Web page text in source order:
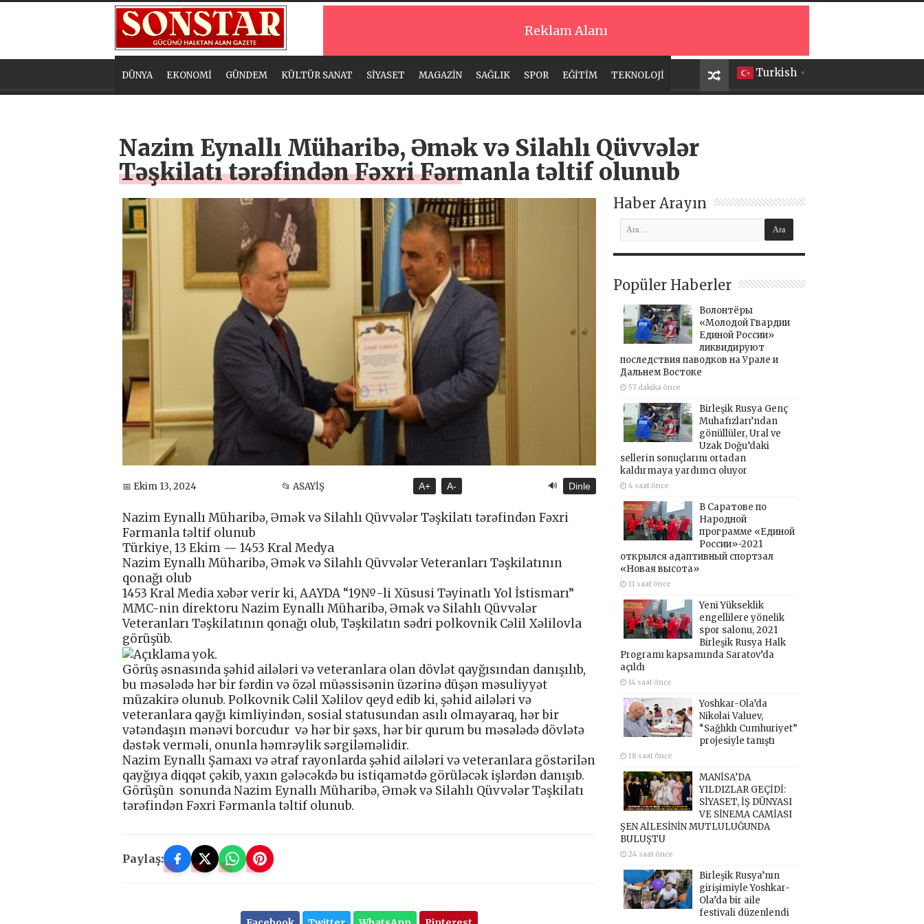
Reklam Alanı
Turkish ▼
DÜNYA EKONOMİ GÜNDEM KÜLTÜR SANAT SİYASET MAGAZİN SAĞLIK SPOR EĞİTİM TEKNOLOJİ
Nazim Eynallı Müharibə, Əmək və Silahlı Qüvvələr
Təşkilatı tərəfindən Fəxri Fərmanla təltif olunub
📅 Ekim 13, 2024 📂 ASAYİŞ A+ A- 🔊 Dinle
Nazim Eynallı Müharibə, Əmək və Silahlı Qüvvələr Təşkilatı tərəfindən Fəxri
Fərmanla təltif olunub
Türkiye, 13 Ekim — 1453 Kral Medya
Nazim Eynallı Müharibə, Əmək və Silahlı Qüvvələr Veteranları Təşkilatının
qonağı olub
1453 Kral Media xəbər verir ki, AAYDA “19№-li Xüsusi Təyinatlı Yol İstismarı”
MMC-nin direktoru Nazim Eynallı Müharibə, Əmək və Silahlı Qüvvələr
Veteranları Təşkilatının qonağı olub, Təşkilatın sədri polkovnik Cəlil Xəlilovla
görüşüb.
Görüş əsnasında şəhid ailələri və veteranlara olan dövlət qayğısından danışılıb,
bu məsələdə hər bir fərdin və özəl müəssisənin üzərinə düşən məsuliyyət
müzakirə olunub. Polkovnik Cəlil Xəlilov qeyd edib ki, şəhid ailələri və
veteranlara qayğı kimliyindən, sosial statusundan asılı olmayaraq, hər bir
vətəndaşın mənəvi borcudur və hər bir şəxs, hər bir qurum bu məsələdə dövlətə
dəstək verməli, onunla həmrəylik sərgiləməlidir.
Nazim Eynallı Şamaxı və ətraf rayonlarda şəhid ailələri və veteranlara göstərilən
qayğıya diqqət çəkib, yaxın gələcəkdə bu istiqamətdə görüləcək işlərdən danışıb.
Görüşün sonunda Nazim Eynallı Müharibə, Əmək və Silahlı Qüvvələr Təşkilatı
tərəfindən Fəxri Fərmanla təltif olunub.
Paylaş:
Haber Arayın
Popüler Haberler
Волонтёры
«Молодой Гвардии
Единой России»
ликвидируют
последствия паводков на Урале и
Дальнем Востоке
57 dakika önce
Birleşik Rusya Genç
Muhafızları’ndan
gönüllüler, Ural ve
Uzak Doğu’daki
sellerin sonuçlarını ortadan
kaldırmaya yardımcı oluyor
4 saat önce
В Саратове по
Народной
программе «Единой
России»-2021
открылся адаптивный спортзал
«Новая высота»
11 saat önce
Yeni Yükseklik
engellilere yönelik
spor salonu, 2021
Birleşik Rusya Halk
Programı kapsamında Saratov’da
açıldı
14 saat önce
Yoshkar-Ola’da
Nikolai Valuev,
“Sağlıklı Cumhuriyet”
projesiyle tanıştı
18 saat önce
MANİSA’DA
YILDIZLAR GEÇİDİ:
SİYASET, İŞ DÜNYASI
VE SİNEMA CAMİASI
ŞEN AİLESİNİN MUTLULUĞUNDA
BULUŞTU
24 saat önce
Birleşik Rusya’nın
girişimiyle Yoshkar-
Ola’da bir aile
festivali düzenlendi